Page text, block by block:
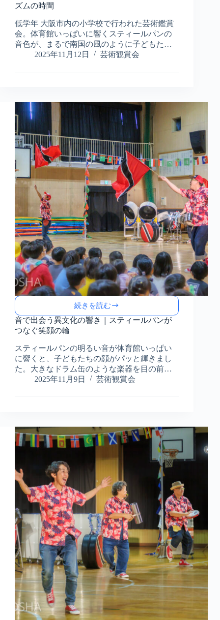
演
レ
ポ
ー
ル
パ
ン
が
ぶ
ブ
風
─
心
が
弾
む
リ
ズ
の
間
ズムの時間
低学年 大阪市内の小学校で行われた芸術鑑賞
会。体育館いっぱいに響くスティールパンの
音色が、まるで南国の風のように子どもた…
2025年11月12日
芸術観賞会
続きを読む
音
で
う
異
文
化
響
ス
テ
ィ
パ
ン
が
な
ぐ
笑
顔
の
輪
音で出会う異文化の響き｜スティールパンが
つなぐ笑顔の輪
スティールパンの明るい音が体育館いっぱい
に響くと、子どもたちの顔がパッと輝きまし
た。大きなドラム缶のような楽器を目の前…
2025年11月9日
芸術観賞会